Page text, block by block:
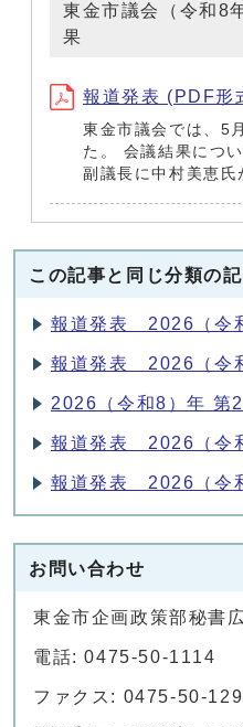
東金市議会（令和8
果
報道発表 (PDF形
東金市議会では、5
た。 会議結果につ
副議長に中村美恵氏
この記事と同じ分類の
報道発表 2026（令
報道発表 2026（令
2026（令和8）年 第
報道発表 2026（令
報道発表 2026（令
お問い合わせ
東金市企画政策部秘書
電話: 0475-50-1114
ファクス: 0475-50-